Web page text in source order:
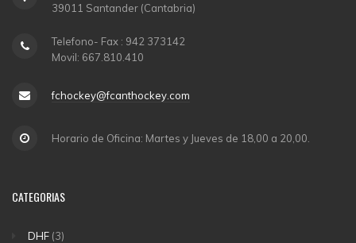
39011 Santander (Cantabria)
Telefono- Fax : 942 373142
Movil: 667.810.410
fchockey@fcanthockey.com
Horario de Oficina: Martes y Jueves de 18,00 a 20,00.
CATEGORIAS
DHF (3)